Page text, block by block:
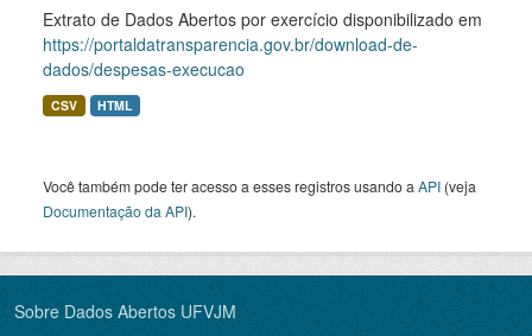
Extrato de Dados Abertos por exercício disponibilizado em
https://portaldatransparencia.gov.br/download-de-
dados/despesas-execucao
CSV HTML
Você também pode ter acesso a esses registros usando a API (veja
Documentação da API).
Sobre Dados Abertos UFVJM